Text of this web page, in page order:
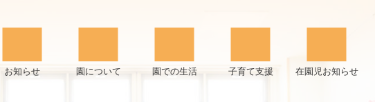
お知らせ 園について 園での生活 子育て支援 在園児お知らせ